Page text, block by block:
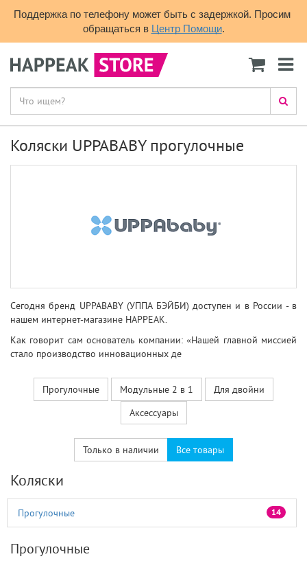
Поддержка по телефону может быть с задержкой. Просим
обращаться в Центр Помощи.
Коляски UPPABABY прогулочные
Сегодня бренд UPPABABY (УППА БЭЙБИ) доступен и в России - в
нашем интернет-магазине HAPPEAK.
Как говорит сам основатель компании: «Нашей главной миссией
стало производство инновационных де
Прогулочные Модульные 2 в 1
Для двойни
Аксессуары
Только в наличии Все товары
Коляски
Прогулочные 14
Прогулочные